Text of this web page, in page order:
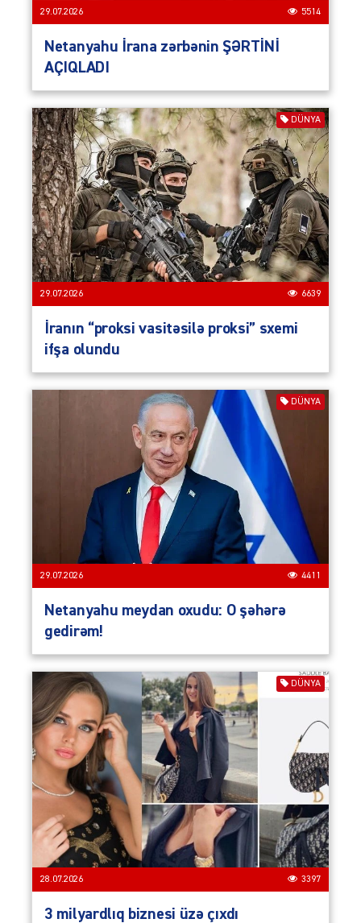
29.07.2026 5514
Netanyahu İrana zərbənin ŞƏRTİNİ
AÇIQLADI
DÜNYA
29.07.2026 6639
İranın “proksi vasitəsilə proksi” sxemi
ifşa olundu
DÜNYA
29.07.2026 4411
Netanyahu meydan oxudu: O şəhərə
gedirəm!
DÜNYA
28.07.2026 3397
3 milyardlıq biznesi üzə çıxdı